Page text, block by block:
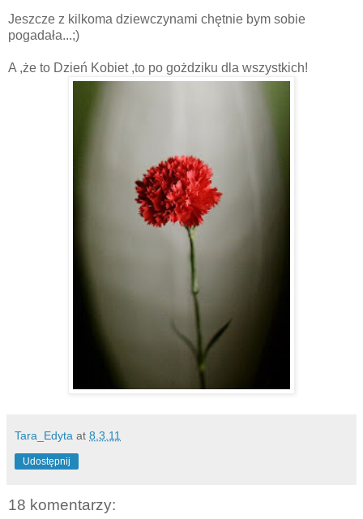
Jeszcze z kilkoma dziewczynami chętnie bym sobie
pogadała...;)
A ,że to Dzień Kobiet ,to po gożdziku dla wszystkich!
Tara_Edyta at 8.3.11
Udostępnij
18 komentarzy: